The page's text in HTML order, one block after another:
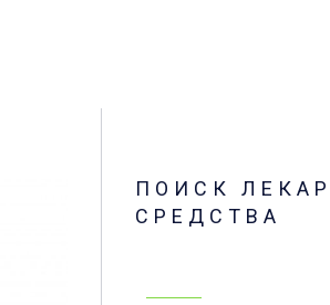
ПОИСК
СРЕДСТВА